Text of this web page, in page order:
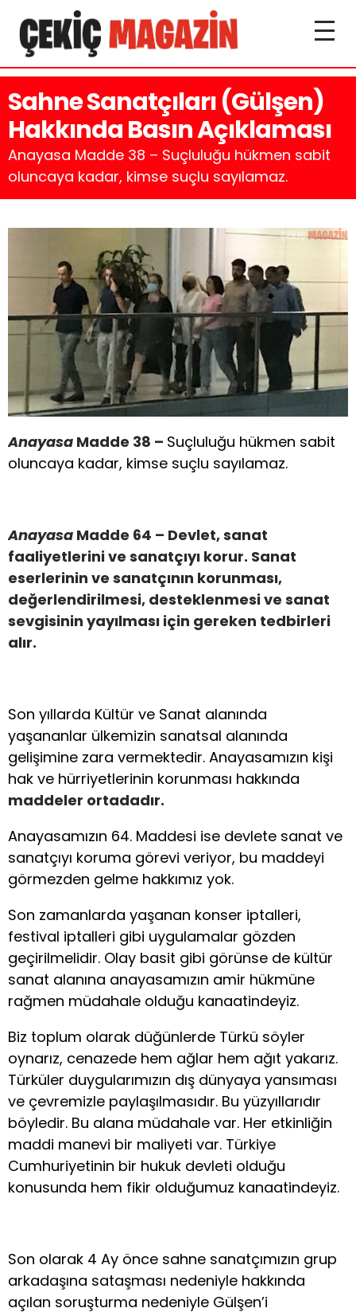
Sahne Sanatçıları (Gülşen)
Hakkında Basın Açıklaması
Anayasa Madde 38 – Suçluluğu hükmen sabit
oluncaya kadar, kimse suçlu sayılamaz.
Anayasa Madde 38 – Suçluluğu hükmen sabit
oluncaya kadar, kimse suçlu sayılamaz.
Anayasa Madde 64 – Devlet, sanat
faaliyetlerini ve sanatçıyı korur. Sanat
eserlerinin ve sanatçının korunması,
değerlendirilmesi, desteklenmesi ve sanat
sevgisinin yayılması için gereken tedbirleri
alır.
Son yıllarda Kültür ve Sanat alanında
yaşananlar ülkemizin sanatsal alanında
gelişimine zara vermektedir. Anayasamızın kişi
hak ve hürriyetlerinin korunması hakkında
maddeler ortadadır.
Anayasamızın 64. Maddesi ise devlete sanat ve
sanatçıyı koruma görevi veriyor, bu maddeyi
görmezden gelme hakkımız yok.
Son zamanlarda yaşanan konser iptalleri,
festival iptalleri gibi uygulamalar gözden
geçirilmelidir. Olay basit gibi görünse de kültür
sanat alanına anayasamızın amir hükmüne
rağmen müdahale olduğu kanaatindeyiz.
Biz toplum olarak düğünlerde Türkü söyler
oynarız, cenazede hem ağlar hem ağıt yakarız.
Türküler duygularımızın dış dünyaya yansıması
ve çevremizle paylaşılmasıdır. Bu yüzyıllarıdır
böyledir. Bu alana müdahale var. Her etkinliğin
maddi manevi bir maliyeti var. Türkiye
Cumhuriyetinin bir hukuk devleti olduğu
konusunda hem fikir olduğumuz kanaatindeyiz.
Son olarak 4 Ay önce sahne sanatçımızın grup
arkadaşına sataşması nedeniyle hakkında
açılan soruşturma nedeniyle Gülşen’i